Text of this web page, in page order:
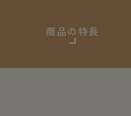
商品の特長